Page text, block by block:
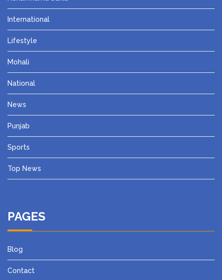
International
Lifestyle
Mohali
National
News
Punjab
Sports
Top News
PAGES
Blog
Contact